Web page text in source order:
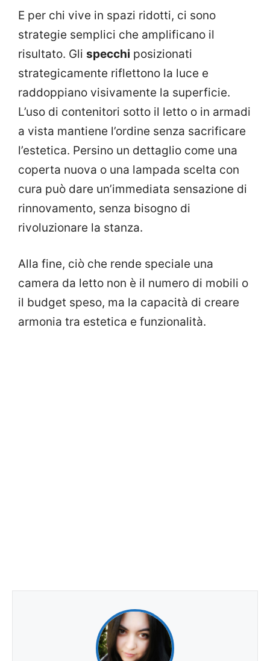
E per chi vive in spazi ridotti, ci sono
strategie semplici che amplificano il
risultato. Gli specchi posizionati
strategicamente riflettono la luce e
raddoppiano visivamente la superficie.
L’uso di contenitori sotto il letto o in armadi
a vista mantiene l’ordine senza sacrificare
l’estetica. Persino un dettaglio come una
coperta nuova o una lampada scelta con
cura può dare un’immediata sensazione di
rinnovamento, senza bisogno di
rivoluzionare la stanza.
Alla fine, ciò che rende speciale una
camera da letto non è il numero di mobili o
il budget speso, ma la capacità di creare
armonia tra estetica e funzionalità.